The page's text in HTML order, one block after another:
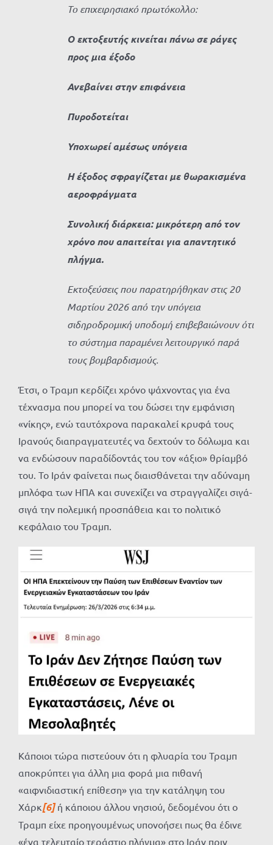
Το επιχειρησιακό πρωτόκολλο:
Ο εκτοξευτής κινείται πάνω σε ράγες
προς μια έξοδο
Ανεβαίνει στην επιφάνεια
Πυροδοτείται
Υποχωρεί αμέσως υπόγεια
Η έξοδος σφραγίζεται με θωρακισμένα
αεροφράγματα
Συνολική διάρκεια: μικρότερη από τον
χρόνο που απαιτείται για απαντητικό
πλήγμα.
Εκτοξεύσεις που παρατηρήθηκαν στις 20
Μαρτίου 2026 από την υπόγεια
σιδηροδρομική υποδομή επιβεβαιώνουν ότι
το σύστημα παραμένει λειτουργικό παρά
τους βομβαρδισμούς.
Έτσι, ο Τραμπ κερδίζει χρόνο ψάχνοντας για ένα
τέχνασμα που μπορεί να του δώσει την εμφάνιση
«νίκης», ενώ ταυτόχρονα παρακαλεί κρυφά τους
Ιρανούς διαπραγματευτές να δεχτούν το δόλωμα και
να ενδώσουν παραδίδοντάς του τον «άξιο» θρίαμβό
του. Το Ιράν φαίνεται πως διαισθάνεται την αδύναμη
μπλόφα των ΗΠΑ και συνεχίζει να στραγγαλίζει σιγά-
σιγά την πολεμική προσπάθεια και το πολιτικό
κεφάλαιο του Τραμπ.
Κάποιοι τώρα πιστεύουν ότι η φλυαρία του Τραμπ
αποκρύπτει για άλλη μια φορά μια πιθανή
«αιφνιδιαστική επίθεση» για την κατάληψη του
Χάρκ[6]ή κάποιου άλλου νησιού, δεδομένου ότι ο
Τραμπ είχε προηγουμένως υπονοήσει πως θα έδινε
«ένα τελευταίο τεράστιο πλήγμα» στο Ιράν πριν